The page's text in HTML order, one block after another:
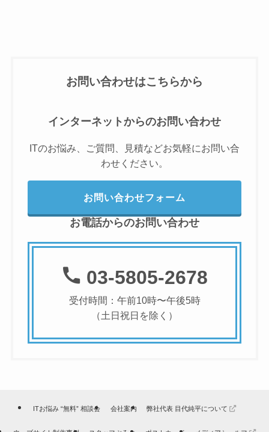
お問い合わせはこちらから
インターネットからのお問い合わせ
ITのお悩み、ご質問、見積などお気軽にお問い合
わせください。
お問い合わせフォーム
お電話からのお問い合わせ
03-5805-2678
受付時間：午前10時〜午後5時
（土日祝日を除く）
ITお悩み “無料” 相談会 会社案内 弊社代表 目代純平について